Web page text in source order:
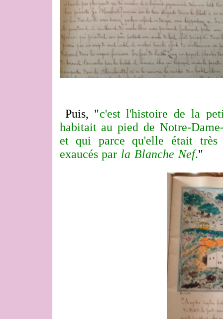
Puis, "c'est l'histoire de la
habitait au pied de Notre-
et qui parce qu'elle était très
exaucés par la Blanche Nef."